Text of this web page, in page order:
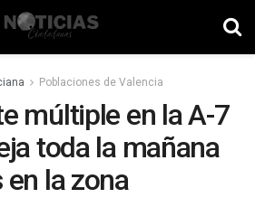
Poblaciones de Valencia
múltiple en la A-7
toda la mañana
la zona